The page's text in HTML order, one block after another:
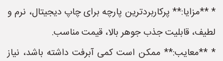
* **مزایا:** پرکاربردترین پارچه برای چاپ دیجیتال، نرم و
لطیف، قابلیت جذب جوهر بالا، قیمت مناسب.
* **معایب:** ممکن است کمی آبرفت داشته باشد، نیاز